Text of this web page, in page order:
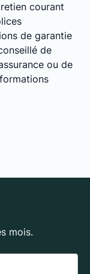
courant
de garantie
de
ou de
mois.